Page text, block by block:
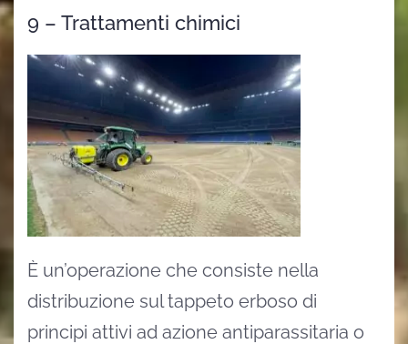
9 – Trattamenti chimici
È un’operazione che consiste nella
distribuzione sul tappeto erboso di
principi attivi ad azione antiparassitaria o